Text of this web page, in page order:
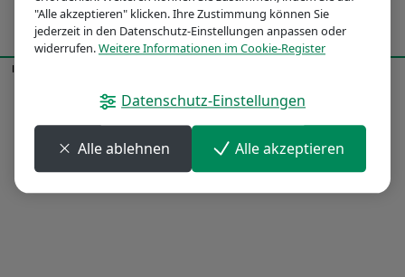
"Alle akzeptieren" klicken. Ihre Zustimmung können Sie
jederzeit in den Datenschutz-Einstellungen anpassen oder
widerrufen.Weitere Informationen im Cookie-Register
Datenschutz-Einstellungen
Alle ablehnen Alle akzeptieren